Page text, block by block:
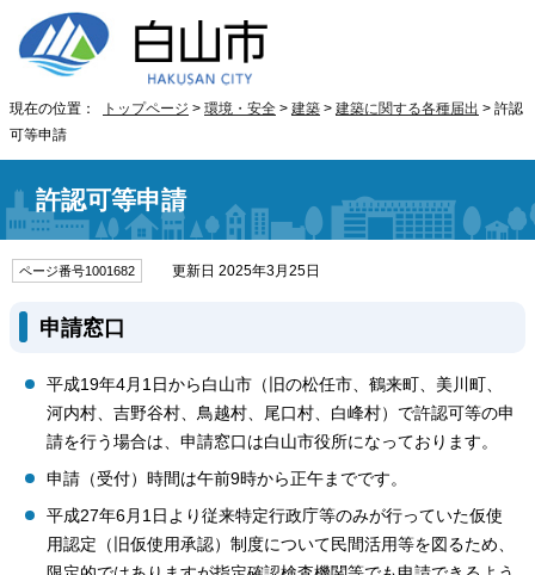
現在の位置： トップページ > 環境・安全 > 建築 > 建築に関する各種届出 > 許認
可等申請
許認可等申請
ページ番号1001682 更新日 2025年3月25日
申請窓口
平成19年4月1日から白山市（旧の松任市、鶴来町、美川町、
河内村、吉野谷村、鳥越村、尾口村、白峰村）で許認可等の申
請を行う場合は、申請窓口は白山市役所になっております。
申請（受付）時間は午前9時から正午までです。
平成27年6月1日より従来特定行政庁等のみが行っていた仮使
用認定（旧仮使用承認）制度について民間活用等を図るため、